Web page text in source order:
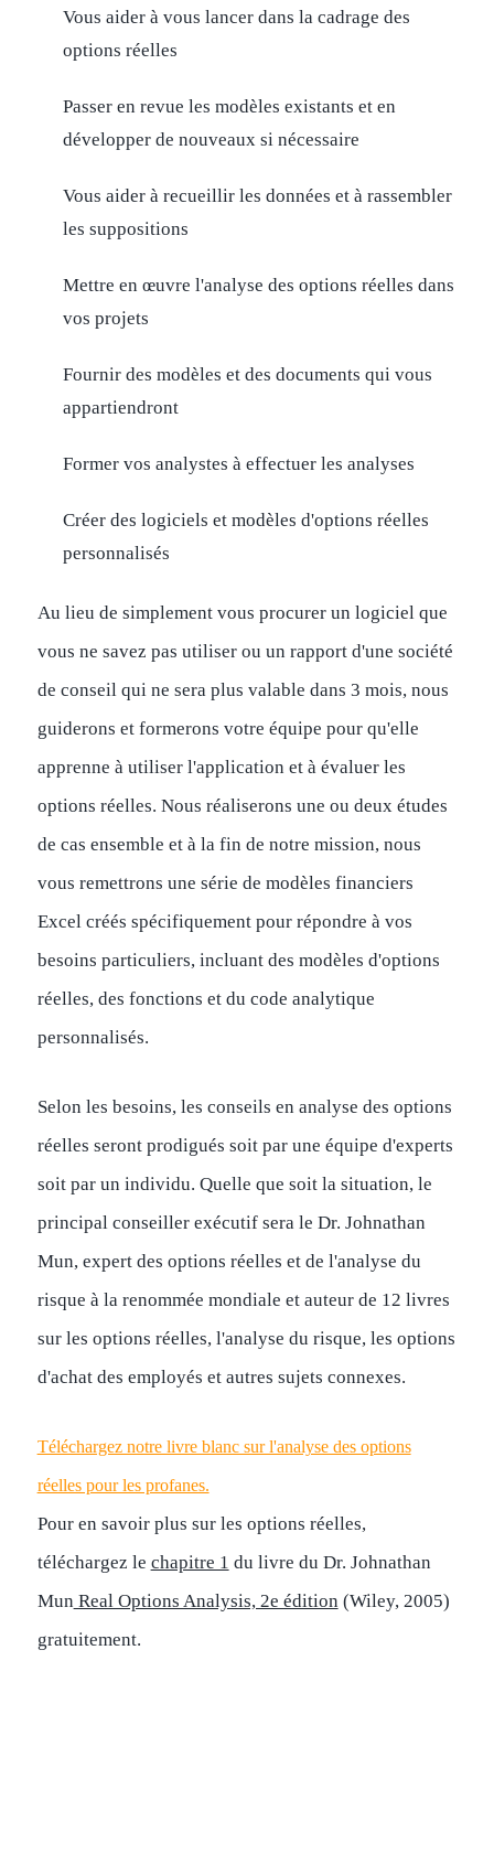
Vous aider à vous lancer dans la cadrage des
options réelles
Passer en revue les modèles existants et en
développer de nouveaux si nécessaire
Vous aider à recueillir les données et à rassembler
les suppositions
Mettre en œuvre l'analyse des options réelles dans
vos projets
Fournir des modèles et des documents qui vous
appartiendront
Former vos analystes à effectuer les analyses
Créer des logiciels et modèles d'options réelles
personnalisés
Au lieu de simplement vous procurer un logiciel que
vous ne savez pas utiliser ou un rapport d'une société
de conseil qui ne sera plus valable dans 3 mois, nous
guiderons et formerons votre équipe pour qu'elle
apprenne à utiliser l'application et à évaluer les
options réelles. Nous réaliserons une ou deux études
de cas ensemble et à la fin de notre mission, nous
vous remettrons une série de modèles financiers
Excel créés spécifiquement pour répondre à vos
besoins particuliers, incluant des modèles d'options
réelles, des fonctions et du code analytique
personnalisés.
Selon les besoins, les conseils en analyse des options
réelles seront prodigués soit par une équipe d'experts
soit par un individu. Quelle que soit la situation, le
principal conseiller exécutif sera le Dr. Johnathan
Mun, expert des options réelles et de l'analyse du
risque à la renommée mondiale et auteur de 12 livres
sur les options réelles, l'analyse du risque, les options
d'achat des employés et autres sujets connexes.
Téléchargez notre livre blanc sur l'analyse des options
réelles pour les profanes.
Pour en savoir plus sur les options réelles,
téléchargez le chapitre 1 du livre du Dr. Johnathan
Mun Real Options Analysis, 2e édition (Wiley, 2005)
gratuitement.